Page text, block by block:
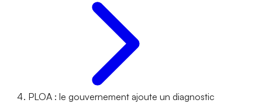
PLOA : le gouvernement ajoute un diagnostic